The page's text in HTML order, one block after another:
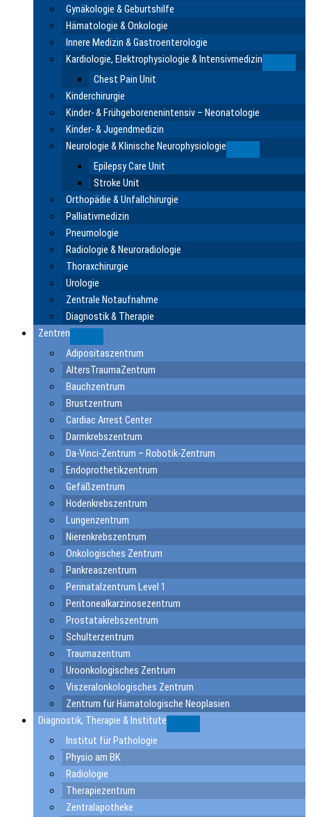
Gynäkologie & Geburtshilfe
Hämatologie & Onkologie
Innere Medizin & Gastroenterologie
Kardiologie, Elektrophysiologie & Intensivmedizin
Chest Pain Unit
Kinderchirurgie
Kinder- & Frühgeborenenintensiv – Neonatologie
Kinder- & Jugendmedizin
Neurologie & Klinische Neurophysiologie
Epilepsy Care Unit
Stroke Unit
Orthopädie & Unfallchirurgie
Palliativmedizin
Pneumologie
Radiologie & Neuroradiologie
Thoraxchirurgie
Urologie
Zentrale Notaufnahme
Diagnostik & Therapie
Zentren
Adipositaszentrum
AltersTraumaZentrum
Bauchzentrum
Brustzentrum
Cardiac Arrest Center
Darmkrebszentrum
Da-Vinci-Zentrum – Robotik-Zentrum
Endoprothetikzentrum
Gefäßzentrum
Hodenkrebszentrum
Lungenzentrum
Nierenkrebszentrum
Onkologisches Zentrum
Pankreaszentrum
Perinatalzentrum Level 1
Peritonealkarzinosezentrum
Prostatakrebszentrum
Schulterzentrum
Traumazentrum
Uroonkologisches Zentrum
Viszeralonkologisches Zentrum
Zentrum für Hämatologische Neoplasien
Diagnostik, Therapie & Institute
Institut für Pathologie
Physio am BK
Radiologie
Therapiezentrum
Zentralapotheke